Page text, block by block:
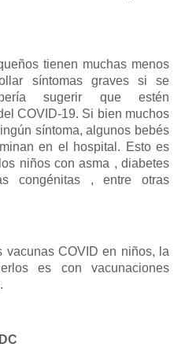
tienen muchas menos
síntomas graves si se
sugerir que estén
COVID-19. Si bien muchos
síntoma, algunos bebés
en el hospital. Esto es
niños con asma , diabetes
congénitas , entre otras
vacunas COVID en niños, la
es con vacunaciones